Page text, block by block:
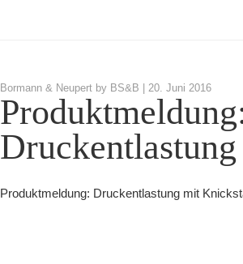
Bormann & Neupert by BS&B | 20. Juni 2016
Produktmeldung: Druckentlastung mit